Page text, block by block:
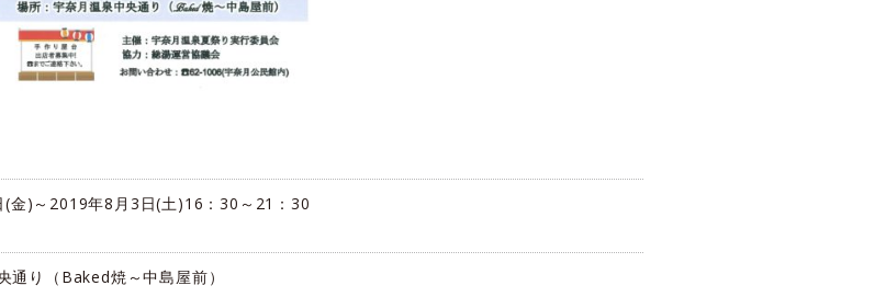
(金)～2019年8月3日(土)16：30～21：30
通り（Baked焼～中島屋前）